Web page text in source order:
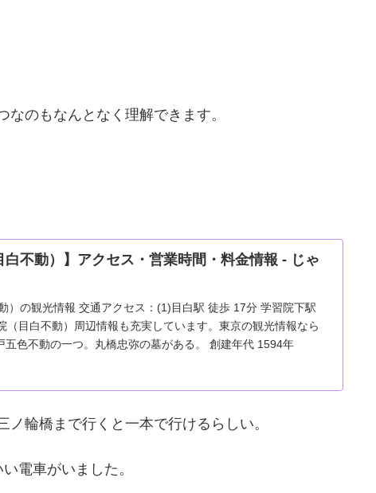
のもなんとなく理解できます。
白不動）】アクセス・営業時間・料金情報 - じゃ
）の観光情報 交通アクセス：(1)目白駅 徒歩 17分 学習院下駅
（目白不動）周辺情報も充実しています。東京の観光情報なら
五色不動の一つ。丸橋忠弥の墓がある。 創建年代 1594年
輪橋まで行くと一本で行けるらしい。
電車がいました。